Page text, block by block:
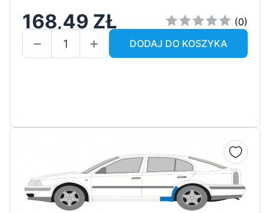
168,49 ZŁ
(0)
DODAJ DO KOSZYKA